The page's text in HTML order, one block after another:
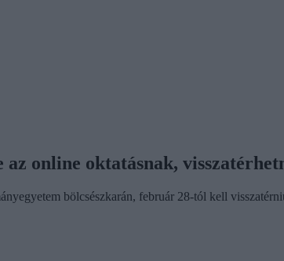
online oktatásnak,
bölcsészkarán, február 28-tól kell